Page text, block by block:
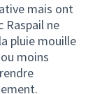
mais ont
Raspail ne
pluie mouille
moins